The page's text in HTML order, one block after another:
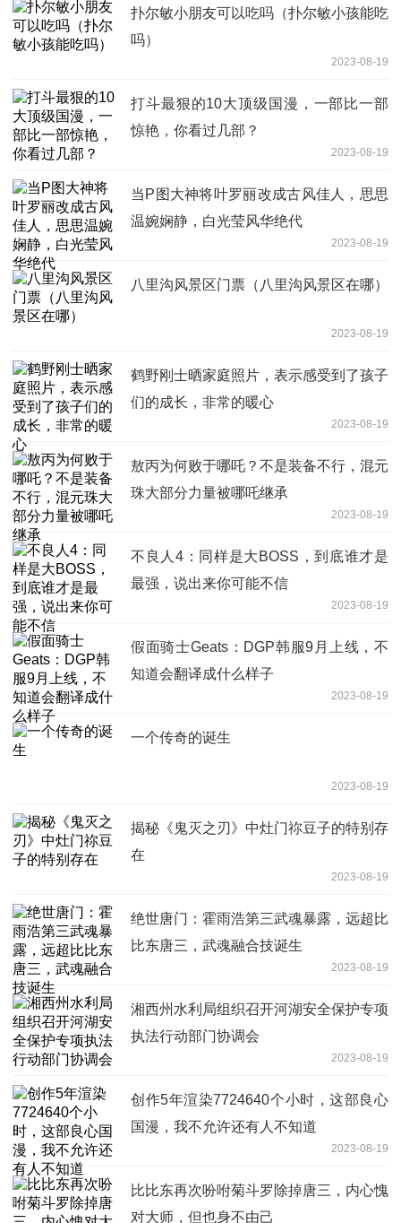
扑尔敏小朋友可以吃吗（扑尔敏小孩能吃
吗）
2023-08-19
打斗最狠的10大顶级国漫，一部比一部
惊艳，你看过几部？
2023-08-19
当P图大神将叶罗丽改成古风佳人，思思
温婉娴静，白光莹风华绝代
2023-08-19
八里沟风景区门票（八里沟风景区在哪）
2023-08-19
鹤野刚士晒家庭照片，表示感受到了孩子
们的成长，非常的暖心
2023-08-19
敖丙为何败于哪吒？不是装备不行，混元
珠大部分力量被哪吒继承
2023-08-19
不良人4：同样是大BOSS，到底谁才是
最强，说出来你可能不信
2023-08-19
假面骑士Geats：DGP韩服9月上线，不
知道会翻译成什么样子
2023-08-19
一个传奇的诞生
2023-08-19
揭秘《鬼灭之刃》中灶门祢豆子的特别存
在
2023-08-19
绝世唐门：霍雨浩第三武魂暴露，远超比
比东唐三，武魂融合技诞生
2023-08-19
湘西州水利局组织召开河湖安全保护专项
执法行动部门协调会
2023-08-19
创作5年渲染7724640个小时，这部良心
国漫，我不允许还有人不知道
2023-08-19
比比东再次吩咐菊斗罗除掉唐三，内心愧
对大师，但也身不由己